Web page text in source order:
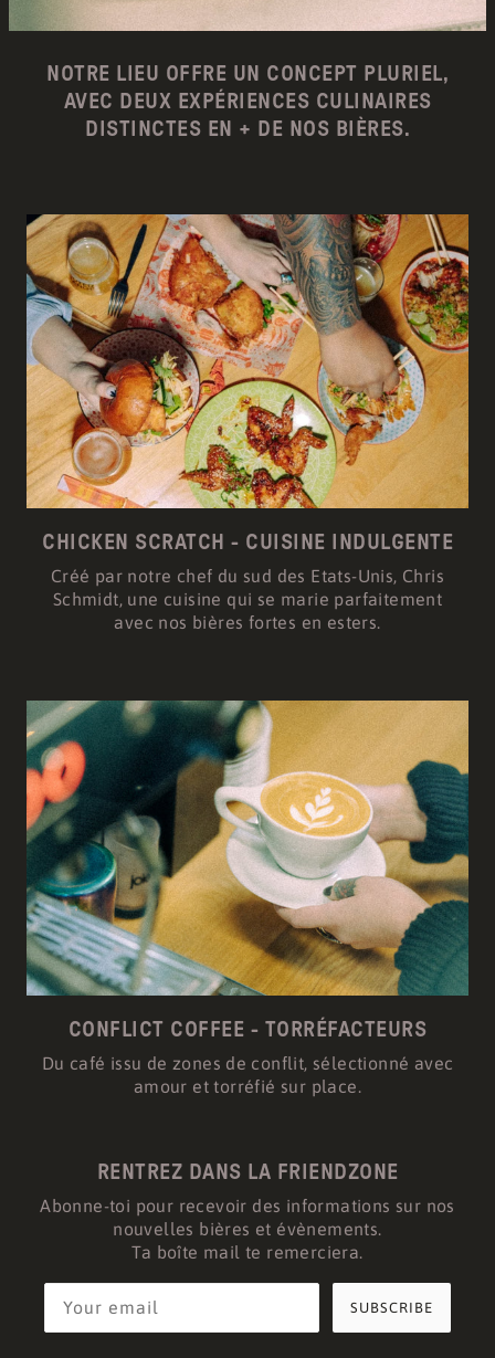
NOTRE LIEU OFFRE UN CONCEPT PLURIEL,
AVEC DEUX EXPÉRIENCES CULINAIRES
DISTINCTES EN + DE NOS BIÈRES.
CHICKEN SCRATCH - CUISINE INDULGENTE
Créé par notre chef du sud des Etats-Unis, Chris
Schmidt, une cuisine qui se marie parfaitement
avec nos bières fortes en esters.
CONFLICT COFFEE - TORRÉFACTEURS
Du café issu de zones de conflit, sélectionné avec
amour et torréfié sur place.
RENTREZ DANS LA FRIENDZONE
Abonne-toi pour recevoir des informations sur nos
nouvelles bières et évènements.
Ta boîte mail te remerciera.
SUBSCRIBE